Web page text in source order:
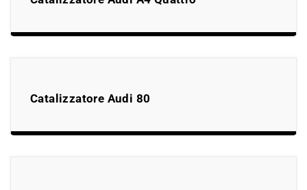
Catalizzatore Audi 80